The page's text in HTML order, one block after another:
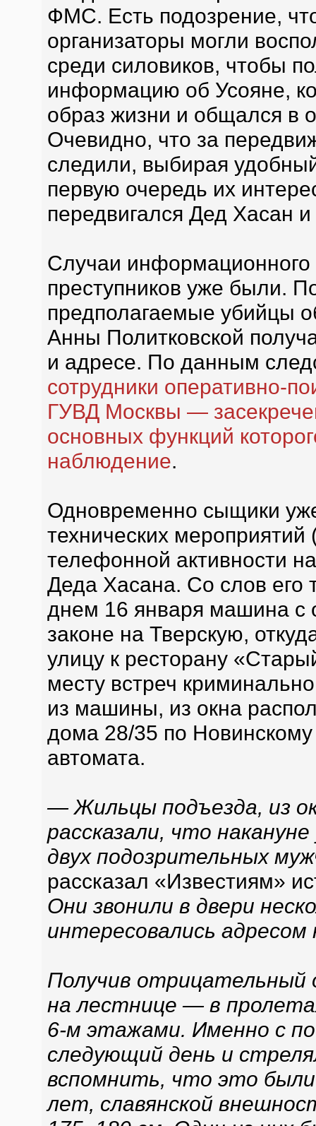
ФМС. Есть подозрение,
организаторы могли
среди силовиков, чтобы
информацию об Усояне,
образ жизни и общался в
Очевидно, что за
следили, выбирая
первую очередь их
передвигался Дед Хасан
Случаи информационного
преступников уже были.
предполагаемые убийцы
Анны Политковской
и адресе. По данным
сотрудники оперативно-
ГУВД Москвы —
основных функций
наблюдение.
Одновременно сыщики
технических
телефонной активности
Деда Хасана. Со слов его
днем 16 января машина с
законе на Тверскую,
улицу к ресторану
месту встреч
из машины, из окна
дома 28/35 по Новинскому
автомата.
— Жильцы подъезда, из
рассказали, что
двух подозрительных
рассказал «Известиям»
Они звонили в двери
интересовались адресом
Получив отрицательный
на лестнице — в
6-м этажами. Именно с
следующий день и
вспомнить, что это
лет, славянской